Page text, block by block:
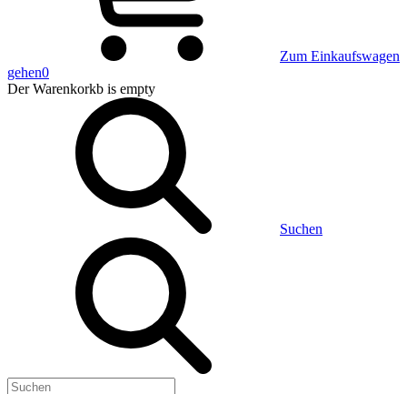
Zum Einkaufswagen
gehen0
Der Warenkorkb is empty
Suchen